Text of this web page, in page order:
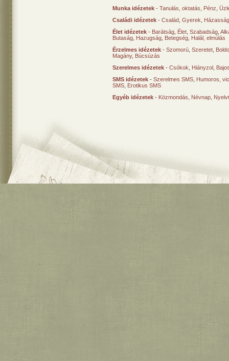
Munka idézetek - Tanulás, oktatás Pénz
Családi idézetek - Család Gyerek
Élet idézetek - Barátság Élet Szabadság
Butaság Hazugság Betegség Halál, elmúlás
Érzelmes idézetek - Szomorú Szeretet
Magány, Búcsúzás
Szerelmes idézetek - Csókok Hiányzol
SMS idézetek - Szerelmes SMS Humoros,
SMS Erotikus SMS
Egyéb idézetek - Közmondás Névnap